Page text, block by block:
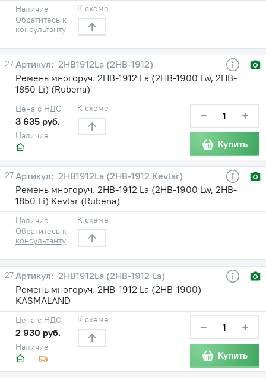
Наличие
Обратитесь к
консультанту
К схеме
27
2HB1912La (2НВ-1912)
Ремень многоруч. 2НВ-1912 La (2НВ-1900 Lw, 2HB-
1850 Li) (Rubena)
Наличие
Цена с НДС
3 635 руб.
К схеме − +
Купить
27
2HB1912La (2НВ-1912 Kevlar)
Ремень многоруч. 2НВ-1912 La (2НВ-1900 Lw, 2HB-
1850 Li) Kevlar (Rubena)
Наличие
Обратитесь к
консультанту
К схеме
27
2HB1912La (2НВ-1912 La)
Ремень многоруч. 2НВ-1912 La (2НВ-1900)
KASMALAND
Наличие
Цена с НДС
2 930 руб.
К схеме − +
Купить